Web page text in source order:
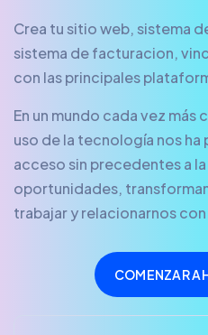
Crea tu sitio web, sistema
sistema de facturacion,
con las principales
En un mundo cada vez
uso de la tecnología nos
acceso sin precedentes a
oportunidades,
trabajar y relacionarnos
COMENZAR